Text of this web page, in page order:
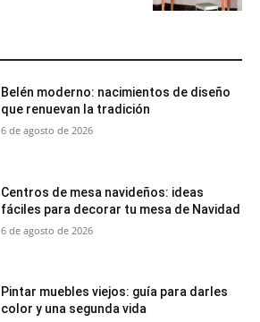
Belén moderno: nacimientos de diseño
que renuevan la tradición
6 de agosto de 2026
Centros de mesa navideños: ideas
fáciles para decorar tu mesa de Navidad
6 de agosto de 2026
Pintar muebles viejos: guía para darles
color y una segunda vida